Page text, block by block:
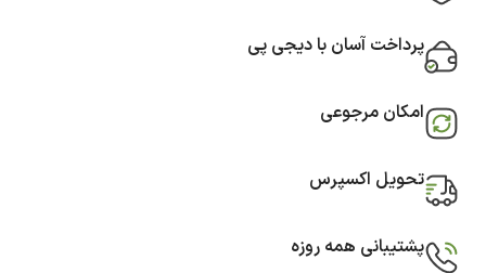
پرداخت آسان با دیجی پی
امکان مرجوعی
تحویل اکسپرس
پشتیبانی همه روزه